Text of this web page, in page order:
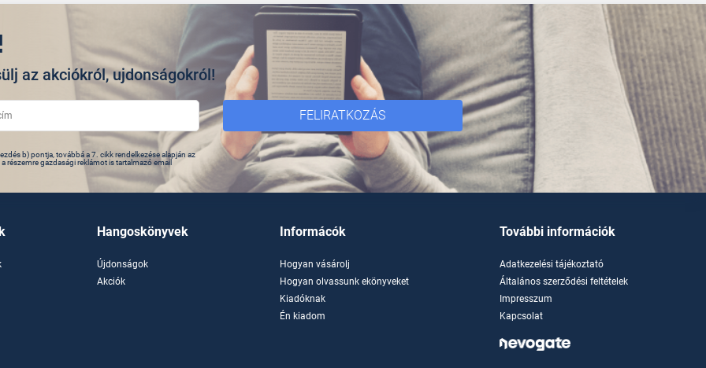
az akciókról, ujdonságokról!
FELIRATKOZÁS
b) pontja, továbbá a 7. cikk rendelkezése alapján az
részemre gazdasági reklámot is tartalmazó email
Hangoskönyvek
Újdonságok
Akciók
Informácók
Hogyan vásárolj
Hogyan olvassunk ekönyveket
Kiadóknak
Én kiadom
További információk
Adatkezelési tájékoztató
Általános szerződési feltételek
Impresszum
Kapcsolat